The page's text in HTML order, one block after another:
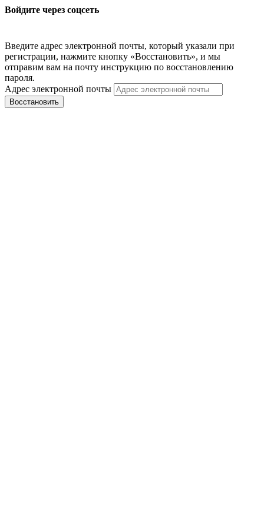
Войдите через соцсеть
Введите адрес электронной почты, который указали при
регистрации, нажмите кнопку «Восстановить», и мы
отправим вам на почту инструкцию по восстановлению
пароля.
Адрес электронной почты